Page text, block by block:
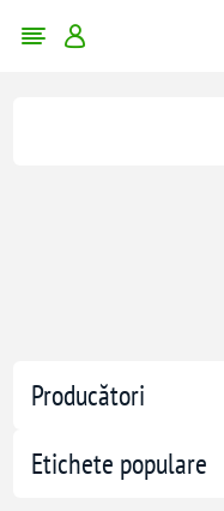
Producători
Etichete populare